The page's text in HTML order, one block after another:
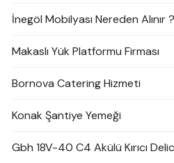
İnegöl Mobilyası Nereden Alınır ?
Makaslı Yük Platformu Firması
Bornova Catering Hizmeti
Konak Şantiye Yemeği
Gbh 18V-40 C4 Akülü Kırıcı